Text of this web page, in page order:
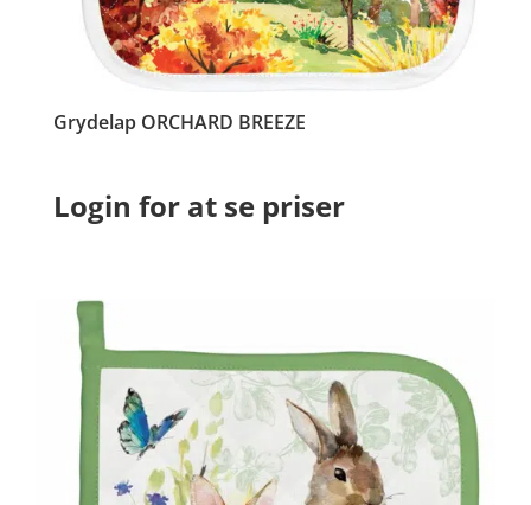
Grydelap ORCHARD BREEZE
Login for at se priser